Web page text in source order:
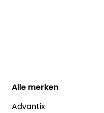
Alle merken
Advantix